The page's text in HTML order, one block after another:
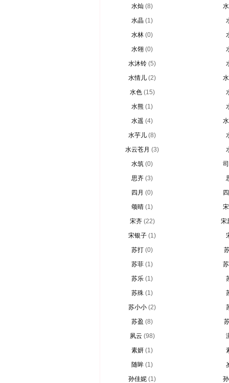
水灿 (8)
水晶 (1)
水林 (0)
水翎 (0)
水沐铃 (5)
水情儿 (2)
水色 (15)
水熊 (1)
水遥 (4)
水芋儿 (8)
水云苍月 (3)
水筑 (0)
思齐 (3)
四月 (0)
颂晴 (1)
宋齐 (22)
宋
宋银子 (1)
苏打 (0)
苏菲 (1)
苏乐 (1)
苏殊 (1)
苏小小 (2)
苏盈 (8)
夙云 (98)
素妍 (1)
随眸 (1)
孙佳妮 (1)